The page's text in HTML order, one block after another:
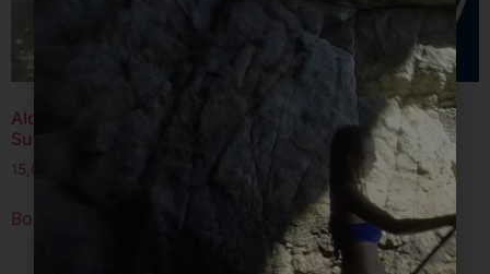
Alquiler tabla de Paddel
Surf 1 hora
15,00
Book
Choose price